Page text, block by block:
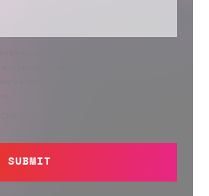
may send you information regarding its
process your personal information in
SUBMIT